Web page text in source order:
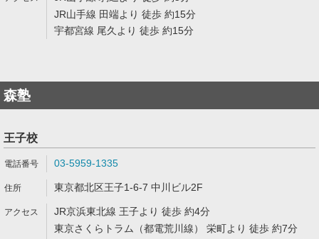
JR山手線 田端より 徒歩 約15分
宇都宮線 尾久より 徒歩 約15分
森塾
王子校
03-5959-1335
東京都北区王子1-6-7 中川ビル2F
JR京浜東北線 王子より 徒歩 約4分
東京さくらトラム（都電荒川線） 栄町より 徒歩 約7分